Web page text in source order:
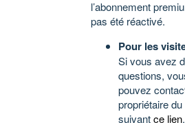
l’abonnement
pas été réactivé.
Pour les
Si vous avez
questions,
pouvez
propriétaire
suivantce lien.